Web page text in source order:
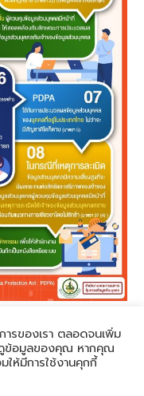
by KDMC
ารของเรา ตลอดจนเพิ่ม
ดูข้อมูลของคุณ หากคุณ
ให้มีการใช้งานคุกกี้